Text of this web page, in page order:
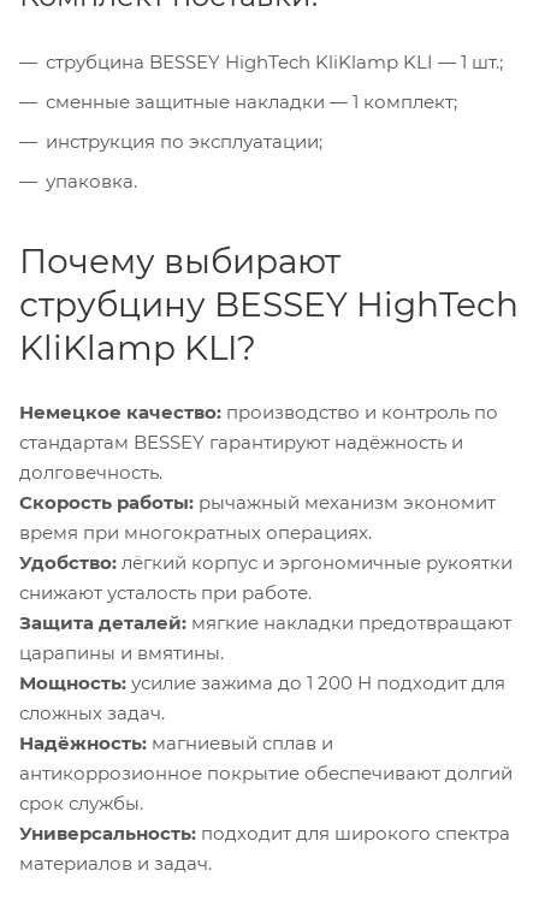
струбцина BESSEY HighTech KliKlamp KLI — 1 шт.;
сменные защитные накладки — 1 комплект;
инструкция по эксплуатации;
упаковка.
Почему выбирают
струбцину BESSEY HighTech
KliKlamp KLI?
Немецкое качество: производство и контроль по
стандартам BESSEY гарантируют надёжность и
долговечность.
Скорость работы: рычажный механизм экономит
время при многократных операциях.
Удобство: лёгкий корпус и эргономичные рукоятки
снижают усталость при работе.
Защита деталей: мягкие накладки предотвращают
царапины и вмятины.
Мощность: усилие зажима до 1 200 Н подходит для
сложных задач.
Надёжность: магниевый сплав и
антикоррозионное покрытие обеспечивают долгий
срок службы.
Универсальность: подходит для широкого спектра
материалов и задач.